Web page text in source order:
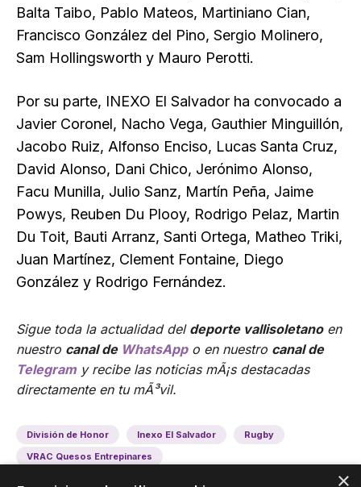
Balta Taibo, Pablo Mateos, Martiniano Cian,
Francisco González del Pino, Sergio Molinero,
Sam Hollingsworth y Mauro Perotti.
Por su parte, INEXO El Salvador ha convocado a
Javier Coronel, Nacho Vega, Gauthier Minguillón,
Jacobo Ruiz, Alfonso Enciso, Lucas Santa Cruz,
David Alonso, Dani Chico, Jerónimo Alonso,
Facu Munilla, Julio Sanz, Martín Peña, Jaime
Powys, Reuben Du Plooy, Rodrigo Pelaz, Martin
Du Toit, Bauti Arranz, Santi Ortega, Matheo Triki,
Juan Martínez, Clement Fontaine, Diego
González y Rodrigo Fernández.
Sigue toda la actualidad del deporte vallisoletanoen
nuestro canal de WhatsAppo en nuestro canal de
Telegramy recibe las noticias mÃ¡s destacadas
directamente en tu mÃ³vil.
División de Honor Inexo El Salvador
Rugby
VRAC Quesos Entrepinares
×